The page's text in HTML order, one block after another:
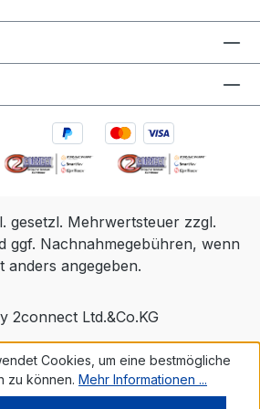
gesetzl. Mehrwertsteuer zzgl.
ggf. Nachnahmegebühren, wenn
anders angegeben.
Ltd.&Co.KG
Cookies, um eine bestmögliche
zu können. Mehr Informationen ...